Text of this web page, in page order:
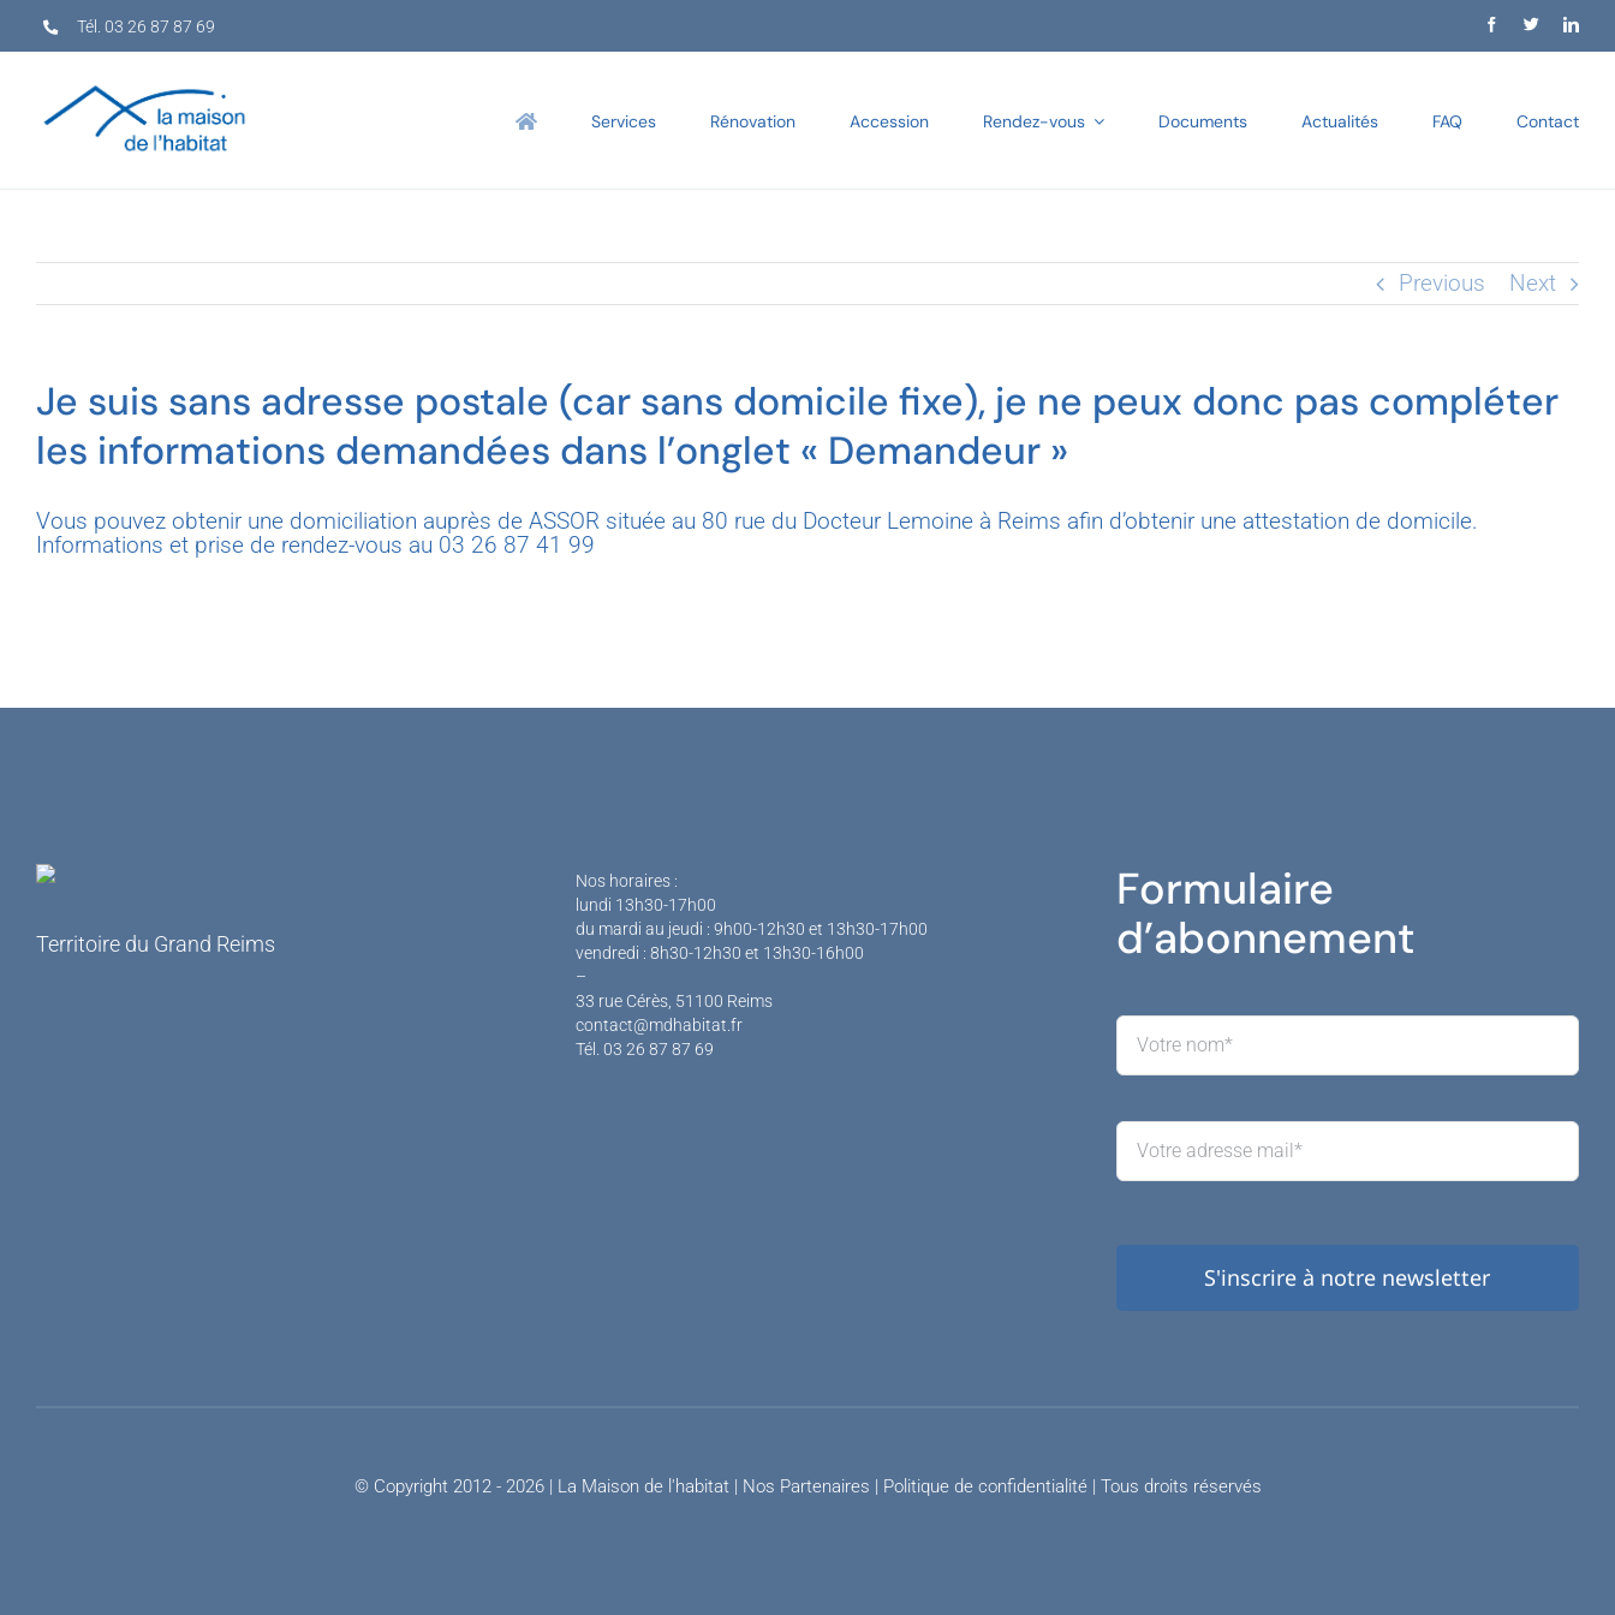
content
Tél. 03 26 87 87 69
Services Rénovation Accession Rendez-vous Documents Actualités FAQ Contact
Previous Next
Je suis sans adresse postale (car sans domicile fixe), je ne peux donc pas compléter
les informations demandées dans l’onglet « Demandeur »
Vous pouvez obtenir une domiciliation auprès de ASSOR située au 80 rue du Docteur Lemoine à Reims afin d’obtenir une attestation de domicile.
Informations et prise de rendez-vous au 03 26 87 41 99
Territoire du Grand Reims
Nos horaires :
lundi 13h30-17h00
du mardi au jeudi : 9h00-12h30 et 13h30-17h00
vendredi : 8h30-12h30 et 13h30-16h00
–
33 rue Cérès, 51100 Reims
contact@mdhabitat.fr
Tél. 03 26 87 87 69
Formulaire
d’abonnement
S'inscrire à notre newsletter
© Copyright 2012 - 2026 | La Maison de l'habitat | Nos Partenaires | Politique de confidentialité| Tous droits réservés